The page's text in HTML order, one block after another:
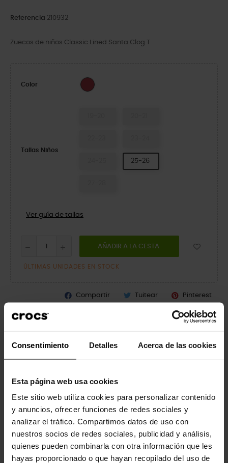
Consentimiento Detalles Acerca de las cookies
Esta página web usa cookies
Este sitio web utiliza cookies para personalizar contenido
y anuncios, ofrecer funciones de redes sociales y
analizar el tráfico. Compartimos datos de uso con
nuestros socios de redes sociales, publicidad y análisis,
quienes pueden combinarla con otra información que les
hayas proporcionado o que hayan recopilado del uso de
Referencia 210932
Zuecos de niños Classic Lined Santa Clog T
Color Varsity Red/Multi
Tallas Niños
25-26
Ver guía de tallas
AÑADIR A LA CESTA
ÚLTIMAS UNIDADES EN STOCK
Compartir Tuitear Pinterest
Marca Crocs
Referencia 210932
4 otros productos de la misma
categoría: